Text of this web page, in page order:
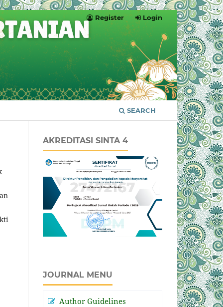
SEARCH
Register Login
AKREDITASI SINTA 4
JOURNAL MENU
Author Guidelines